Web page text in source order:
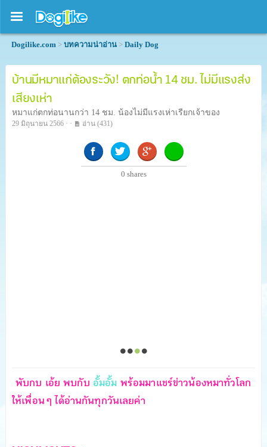
Dogilike.com > บทความน่าอ่าน > Daily Dog
บ้านมีหมาแก่ต้องระวัง! ตกท่อน้ำ 14 ชม. ไม่มีแรงส่ง
เสียงเห่า
หมาแก่ตกท่อนานกว่า 14 ชม. น้องไม่มีแรงเห่าเรียกเจ้าของ
29 มิถุนายน 2566 · · อ่าน (431)
0 shares
พับกบ เอ้ย พบกับ อั้มอั้ม พร้อมมาแชร์ข่าวน้องหมาทั่วโลก
ให้เพื่อน ๆ ได้อ่านกันทุกวันเลยค่า